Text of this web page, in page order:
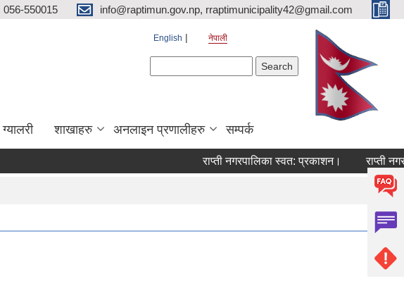
056-550015 info@raptimun.gov.np, rraptimunicipality42@gmail.com
English नेपाली
ग्यालरी शाखाहरु अनलाइन प्रणालीहरु सम्पर्क
राप्ती नगरपालिका स्वत: प्रकाशन। राप्ती